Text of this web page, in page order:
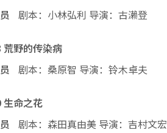
剧本：小林弘利 导演：古濑登
荒野的传染病
剧本：桑原智 导演：铃木卓夫
生命之花
剧本：森田真由美 导演：吉村文宏